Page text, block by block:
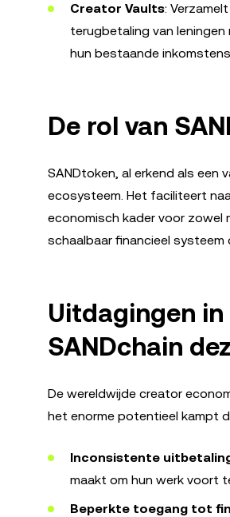
Creator Vaults:
terugbetaling van
hun bestaande
De rol van
SANDtoken, al erkend als een
ecosysteem. Het faciliteert
economisch kader voor zowel
schaalbaar financieel
Uitdagingen
SANDchain
De wereldwijde creator
het enorme potentieel kampt
Inconsistente
maakt om hun werk voort
Beperkte toegang tot